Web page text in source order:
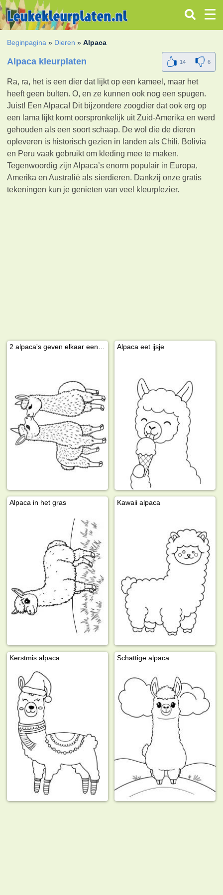
Beginpagina » Dieren »Alpaca
Alpaca kleurplaten 14 6
Ra, ra, het is een dier dat lijkt op een kameel, maar het
heeft geen bulten. O, en ze kunnen ook nog een spugen.
Juist! Een Alpaca! Dit bijzondere zoogdier dat ook erg op
een lama lijkt komt oorspronkelijk uit Zuid-Amerika en werd
gehouden als een soort schaap. De wol die de dieren
opleveren is historisch gezien in landen als Chili, Bolivia
en Peru vaak gebruikt om kleding mee te maken.
Tegenwoordig zijn Alpaca’s enorm populair in Europa,
Amerika en Australië als sierdieren. Dankzij onze gratis
tekeningen kun je genieten van veel kleurplezier.
Alpaca eet ijsje
Alpaca in het gras Kawaii alpaca
Kerstmis alpaca Schattige alpaca